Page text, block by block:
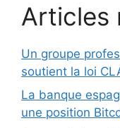
Articles
Un groupe
soutient la loi
La banque
une position